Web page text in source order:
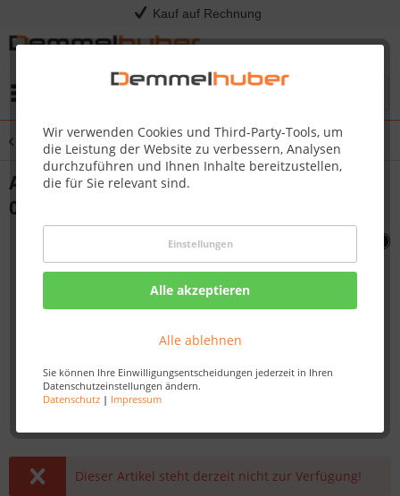
Kauf auf Rechnung
Wir verwenden Cookies und Third-Party-Tools, um
die Leistung der Website zu verbessern, Analysen
durchzuführen und Ihnen Inhalte bereitzustellen,
die für Sie relevant sind.
Einstellungen
Alle akzeptieren
Alle ablehnen
Sie können Ihre Einwilligungsentscheidungen jederzeit in Ihren
Datenschutzeinstellungen ändern.
Datenschutz| Impressum
Übersicht Sonstige Ersatzteile
ASSY MANIFOLD 450C RB NAT #N010-
0219L
Dieser Artikel steht derzeit nicht zur Verfügung!